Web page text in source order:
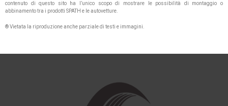
contenuto di questo sito ha l’unico scopo di mostrare le possibilità di montaggio o
abbinamento tra i prodotti SPATH e le autovetture.
® Vietata la riproduzione anche parziale di testi e immagini.